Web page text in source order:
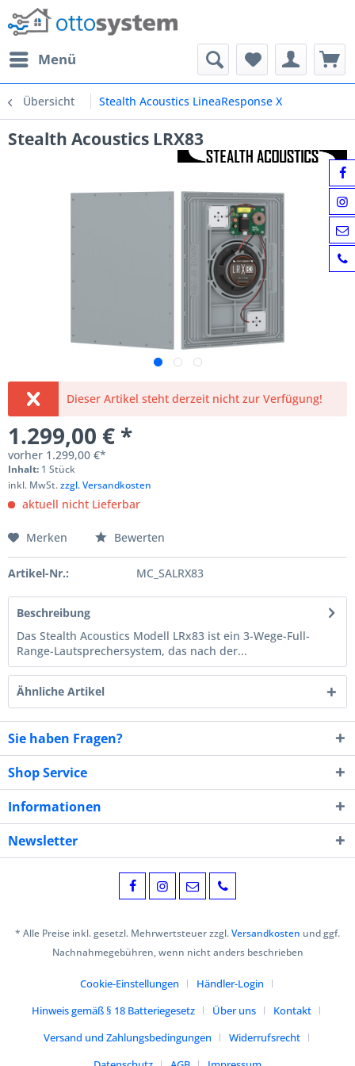
Menü
Übersicht Stealth Acoustics LineaResponse X
Stealth Acoustics LRX83
Dieser Artikel steht derzeit nicht zur Verfügung!
1.299,00 € *
vorher 1.299,00 €*
Inhalt: 1 Stück
inkl. MwSt.zzgl. Versandkosten
aktuell nicht Lieferbar
Merken Bewerten
Artikel-Nr.: MC_SALRX83
Beschreibung
Das Stealth Acoustics Modell LRx83 ist ein 3-Wege-Full-
Range-Lautsprechersystem, das nach der...
Ähnliche Artikel
Sie haben Fragen?
Shop Service
Informationen
Newsletter
* Alle Preise inkl. gesetzl. Mehrwertsteuer zzgl.Versandkosten und ggf.
Nachnahmegebühren, wenn nicht anders beschrieben
Cookie-Einstellungen
Händler-Login
Hinweis gemäß § 18 Batteriegesetz
Über uns
Kontakt
Versand und Zahlungsbedingungen
Widerrufsrecht